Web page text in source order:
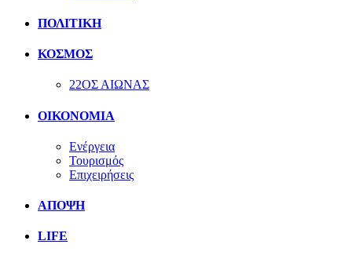
ΠΟΛΙΤΙΚΗ
ΚΟΣΜΟΣ
22ΟΣ ΑΙΩΝΑΣ
ΟΙΚΟΝΟΜΙΑ
Ενέργεια
Τουρισμός
Επιχειρήσεις
ΑΠΟΨΗ
LIFE